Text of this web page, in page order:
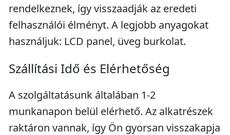
rendelkeznek, így visszaadják az eredeti
felhasználói élményt. A legjobb anyagokat
használjuk: LCD panel, üveg burkolat.
Szállítási Idő és Elérhetőség
A szolgáltatásunk általában 1-2
munkanapon belül elérhető. Az alkatrészek
raktáron vannak, így Ön gyorsan visszakapja